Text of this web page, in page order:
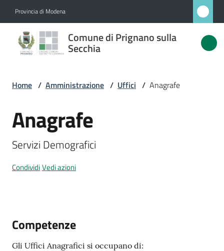
Provincia di Modena
Comune di Prignano sulla
Secchia
Comune
di
sulla
Secchia
Amministrazione
Menu selezionato
Novità
Vivere
Prignano
sulla
Home / Amministrazione / Uffici / Anagrafe
Salta al contenuto
Anagrafe
Servizi Demografici
CondividiVedi azioni
Competenze
Gli Uffici Anagrafici si occupano di: